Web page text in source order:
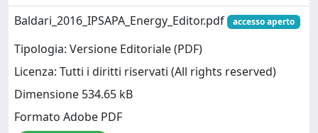
Baldari_2016_IPSAPA_Energy_Editor.pdf
accesso aperto
Tipologia: Versione Editoriale (PDF)
Licenza: Tutti i diritti riservati (All rights reserved)
Dimensione 534.65 kB
Formato Adobe PDF